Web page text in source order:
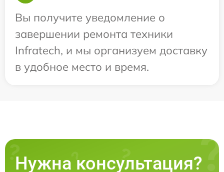
Вы получите уведомление о
завершении ремонта техники
Infratech, и мы организуем доставку
в удобное место и время.
Нужна консультация?